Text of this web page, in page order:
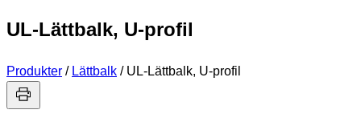
UL-Lättbalk, U-profil
Produkter / Lättbalk / UL-Lättbalk, U-profil